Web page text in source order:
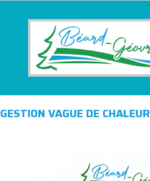
GESTION VAGUE DE CHALEUR